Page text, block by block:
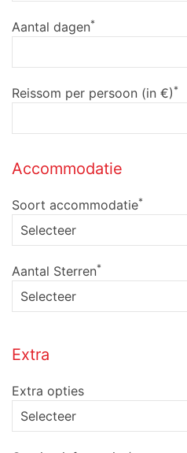
Aantal dagen*
Reissom per persoon (in €)*
Accommodatie
Soort accommodatie*
Aantal Sterren*
Extra
Extra opties